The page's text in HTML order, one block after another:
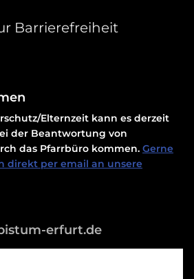
Barrierefreiheit
Elternzeit kann es derzeit
der Beantwortung von
das Pfarrbüro kommen. Gerne
direkt per email an unsere
erfurt.de